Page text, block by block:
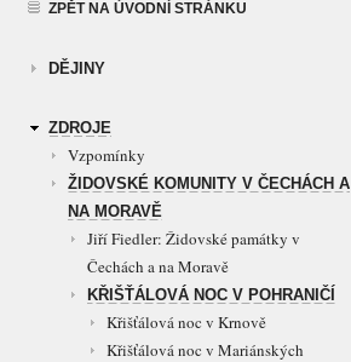
ZPĚT NA ÚVODNÍ STRÁNKU
DĚJINY
ZDROJE
Vzpomínky
ŽIDOVSKÉ KOMUNITY V ČECHÁCH A
NA MORAVĚ
Jiří Fiedler: Židovské památky v
Čechách a na Moravě
KŘIŠŤÁLOVÁ NOC V POHRANIČÍ
Křišťálová noc v Krnově
Křišťálová noc v Mariánských